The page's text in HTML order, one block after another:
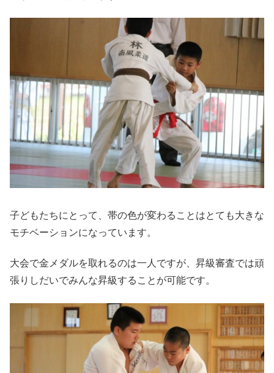
子どもたちにとって、帯の色が変わることはとても大きな
モチベーションになっています。
大会で金メダルを取れるのは一人ですが、昇級審査では頑
張りしだいでみんな昇級することが可能です。